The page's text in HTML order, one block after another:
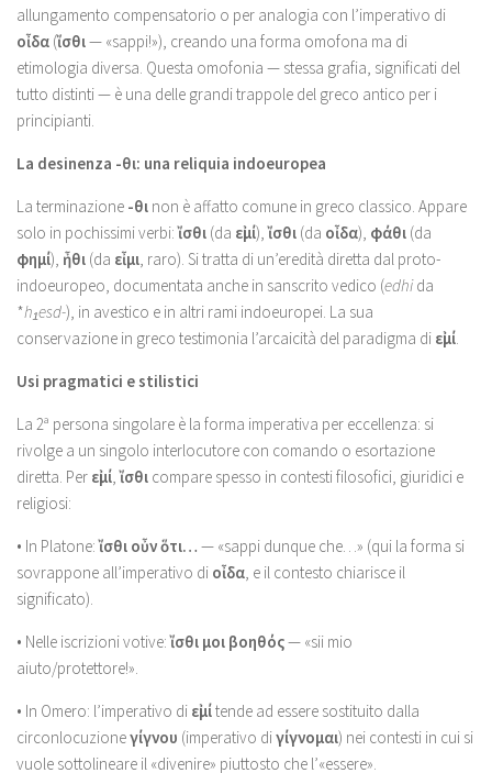
allungamento compensatorio o per analogia con l’imperativo di
οἶδα (ἴσθι— «sappi!»), creando una forma omofona ma di
etimologia diversa. Questa omofonia — stessa grafia, significati del
tutto distinti — è una delle grandi trappole del greco antico per i
principianti.
La desinenza -θι: una reliquia indoeuropea
La terminazione -θι non è affatto comune in greco classico. Appare
solo in pochissimi verbi:ἴσθι (da εἰμί),ἴσθι (da οἶδα), φάθι (da
φημί), ἦθι (da εἶμι , raro). Si tratta di un’eredità diretta dal proto-
indoeuropeo, documentata anche in sanscrito vedico (edhida
*h₁esd-), in avestico e in altri rami indoeuropei. La sua
conservazione in greco testimonia l’arcaicità del paradigma di εἰμί
Usi pragmatici e stilistici
La 2ª persona singolare è la forma imperativa per eccellenza: si
rivolge a un singolo interlocutore con comando o esortazione
diretta. Per εἰμί ,ἴσθι compare spesso in contesti filosofici, giuridici e
religiosi:
• In Platone:ἴσθι οὖν ὅτι… — «sappi dunque che…» (qui la forma si
sovrappone all’imperativo di οἶδα , e il contesto chiarisce il
significato).
• Nelle iscrizioni votive:ἴσθι μοι βοηθός— «sii mio
aiuto/protettore!».
• In Omero: l’imperativo di εἰμίtende ad essere sostituito dalla
circonlocuzioneγίγνου (imperativo diγίγνομαι) nei contesti in cui si
vuole sottolineare il «divenire» piuttosto che l’«essere».